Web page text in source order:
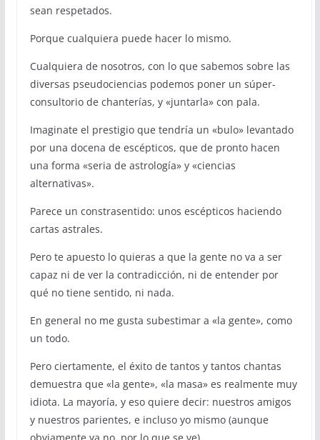
sean respetados.
Porque cualquiera puede hacer lo mismo.
Cualquiera de nosotros, con lo que sabemos sobre las
diversas pseudociencias podemos poner un súper-
consultorio de chanterías, y «juntarla» con pala.
Imaginate el prestigio que tendría un «bulo» levantado
por una docena de escépticos, que de pronto hacen
una forma «seria de astrología» y «ciencias
alternativas».
Parece un constrasentido: unos escépticos haciendo
cartas astrales.
Pero te apuesto lo quieras a que la gente no va a ser
capaz ni de ver la contradicción, ni de entender por
qué no tiene sentido, ni nada.
En general no me gusta subestimar a «la gente», como
un todo.
Pero ciertamente, el éxito de tantos y tantos chantas
demuestra que «la gente», «la masa» es realmente muy
idiota. La mayoría, y eso quiere decir: nuestros amigos
y nuestros parientes, e incluso yo mismo (aunque